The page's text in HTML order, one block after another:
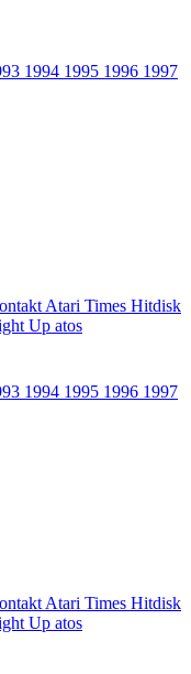
1994 1995 1996 1997
Atari Times Hitdisk
Up atos
1994 1995 1996 1997
Atari Times Hitdisk
Up atos